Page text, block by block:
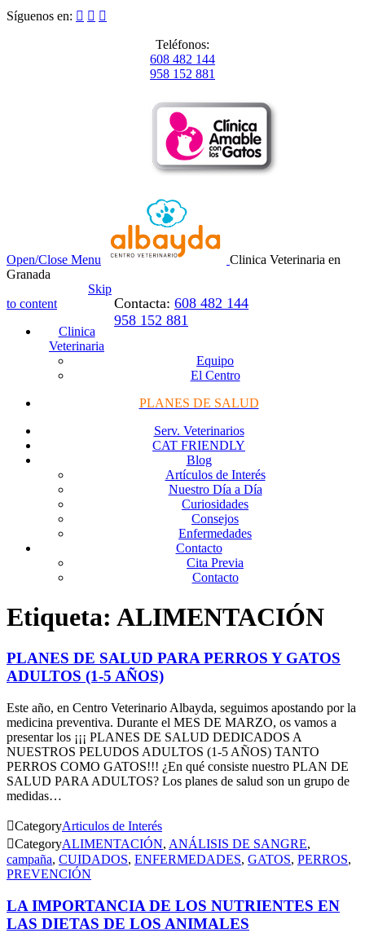
Síguenos en:   
Teléfonos:
608 482 144
958 152 881
Open/Close Menu
Clinica Veterinaria en
Granada
Contacta: 608 482 144
958 152 881
Skip
to content
Clinica
Veterinaria
Equipo
El Centro
PLANES DE SALUD
Serv. Veterinarios
CAT FRIENDLY
Blog
Artículos de Interés
Nuestro Día a Día
Curiosidades
Consejos
Enfermedades
Contacto
Cita Previa
Contacto
Etiqueta: ALIMENTACIÓN
PLANES DE SALUD PARA PERROS Y GATOS
ADULTOS (1-5 AÑOS)
Este año, en Centro Veterinario Albayda, seguimos apostando por la
medicina preventiva. Durante el MES DE MARZO, os vamos a
presentar los ¡¡¡ PLANES DE SALUD DEDICADOS A
NUESTROS PELUDOS ADULTOS (1-5 AÑOS) TANTO
PERROS COMO GATOS!!! ¿En qué consiste nuestro PLAN DE
SALUD PARA ADULTOS? Los planes de salud son un grupo de
medidas…
CategoryArticulos de Interés
CategoryALIMENTACIÓN, ANÁLISIS DE SANGRE,
campaña, CUIDADOS, ENFERMEDADES, GATOS, PERROS,
PREVENCIÓN
LA IMPORTANCIA DE LOS NUTRIENTES EN
LAS DIETAS DE LOS ANIMALES